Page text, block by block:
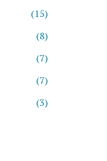
(15)
(8)
(7)
(7)
(3)